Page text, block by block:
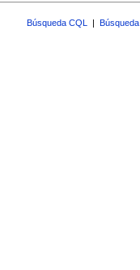
Búsqueda CQL